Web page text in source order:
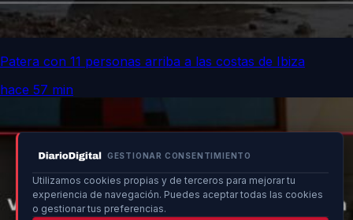
GESTIONAR CONSENTIMIENTO
Utilizamos cookies propias y de terceros para mejorar tu
experiencia de navegación. Puedes aceptar todas las cookies
o gestionar tus preferencias.
Patera con 11 personas arriba a las costas de Ibiza
hace 57 min